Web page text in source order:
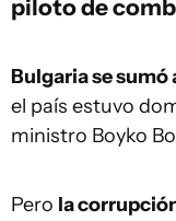
piloto de
Bulgaria se sumó
el país estuvo
ministro Boyko
Pero la